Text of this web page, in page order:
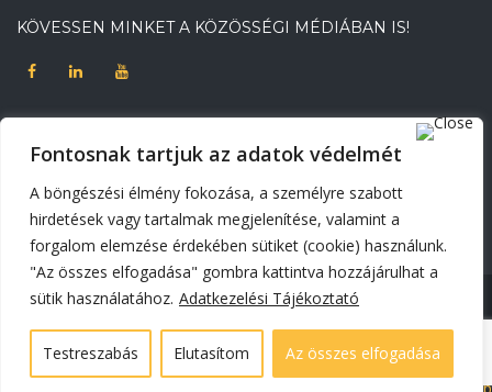
Fontosnak tartjuk az adatok védelmét
A böngészési élmény fokozása, a személyre szabott
hirdetések vagy tartalmak megjelenítése, valamint a
forgalom elemzése érdekében sütiket (cookie) használunk.
"Az összes elfogadása" gombra kattintva hozzájárulhat a
sütik használatához. Adatkezelési Tájékoztató
Testreszabás Elutasítom Az összes elfogadása
KÖVESSEN MINKET A KÖZÖSSÉGI MÉDIÁBAN IS!
DOKUMENTUMOK
Adatvédelmi tájékoztató
Korábbi weblapunk
Süti beállítások módosítása
© Copyright 2025 - Minden jog fenntartva. | Robolution | Weboldalt
készítette:Exaline